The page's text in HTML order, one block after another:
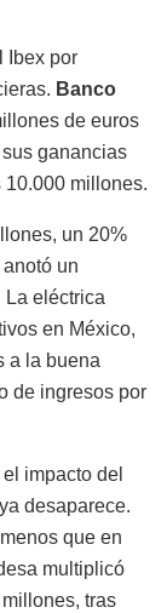
Ibex por
Banco
de euros
ganancias
10.000 millones.
un 20%
anotó un
La eléctrica
en México,
a la buena
de ingresos por
impacto del
desaparece.
que en
multiplicó
tras